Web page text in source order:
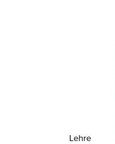
Lehre